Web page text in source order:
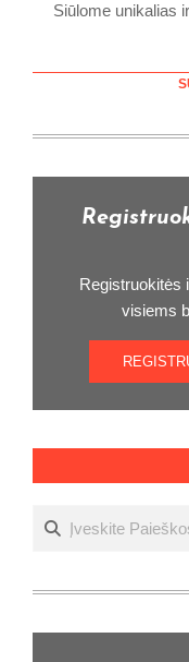
Siūlome unikalias
Registruokitės
visiems
Ieškoti